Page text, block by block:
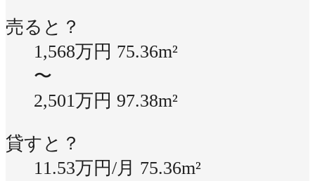
売ると？
1,568万円 75.36m²
〜
2,501万円 97.38m²
貸すと？
11.53万円/月 75.36m²